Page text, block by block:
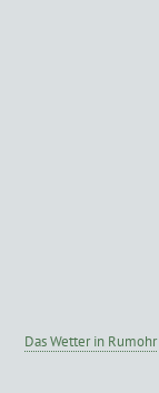
Das Wetter in Rumohr